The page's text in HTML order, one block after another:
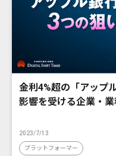
金利4%超の「アップ
影響を受ける企業・業
2023/7/13
プラットフォーマー